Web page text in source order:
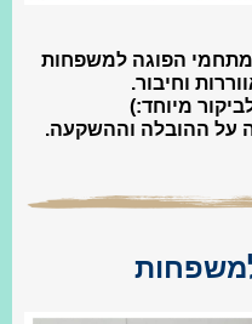
מתחמי הפוגה למשפחות
וחיבור.
מיוחד:)
על ההובלה וההשקעה.